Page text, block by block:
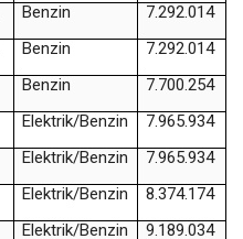
Benzin
7.292.014
Benzin
7.292.014
Benzin
7.700.254
Elektrik/Benzin
7.965.934
Elektrik/Benzin
7.965.934
Elektrik/Benzin
8.374.174
Elektrik/Benzin 9.189.034